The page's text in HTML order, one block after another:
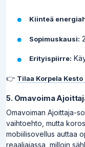
Kiinteä
Sopimuskausi:
Erityispiirre:
👉 Tilaa Korpela Kesto
5. Omavoima
Omavoiman Ajoittaja-
vaihtoehto, mutta
mobiilisovellus auttaa
reaaliajassa, milloin